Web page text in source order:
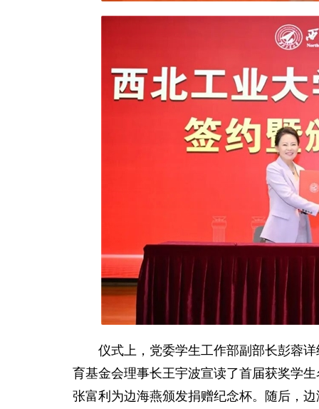
仪式上，党委学生工作部副部长彭蓉详
育基金会理事长王宇波宣读了首届获奖学
张富利为边海燕颁发捐赠纪念杯。随后，